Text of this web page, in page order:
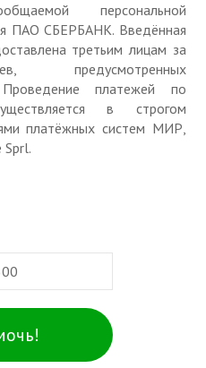
персональной
ПАО СБЕРБАНК. Введённая
третьим лицам за
предусмотренных
платежей по
в строгом
платёжных систем МИР,
Sprl.